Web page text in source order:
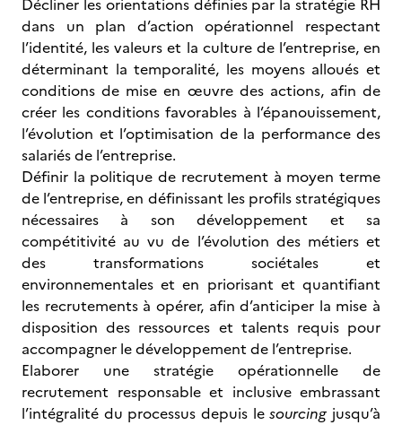
Décliner les orientations définies par la stratégie RH
dans un plan d’action opérationnel respectant
l’identité, les valeurs et la culture de l’entreprise, en
déterminant la temporalité, les moyens alloués et
conditions de mise en œuvre des actions, afin de
créer les conditions favorables à l’épanouissement,
l’évolution et l’optimisation de la performance des
salariés de l’entreprise.
Définir la politique de recrutement à moyen terme
de l’entreprise, en définissant les profils stratégiques
nécessaires à son développement et sa
compétitivité au vu de l’évolution des métiers et
des transformations sociétales et
environnementales et en priorisant et quantifiant
les recrutements à opérer, afin d’anticiper la mise à
disposition des ressources et talents requis pour
accompagner le développement de l’entreprise.
Elaborer une stratégie opérationnelle de
recrutement responsable et inclusive embrassant
l’intégralité du processus depuis lesourcing jusqu’à